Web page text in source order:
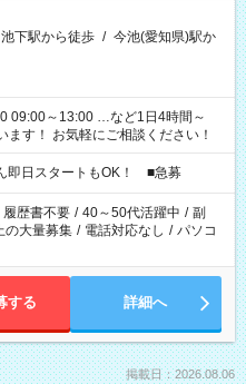
池下駅から徒歩 / 今池(愛知県)駅か
…など1日4時間～
います！ お気軽にご相談ください！
即日スタートもOK！ ■急募
履歴書不要 / 40～50代活躍中 / 副
の大量募集 / 電話対応なし / パソコ
する 詳細へ
掲載日：2026.08.06